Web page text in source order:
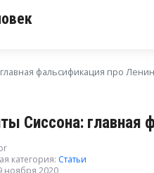
фальсификация про
Сиссона: главная
категория: Статьи
ноября 2020